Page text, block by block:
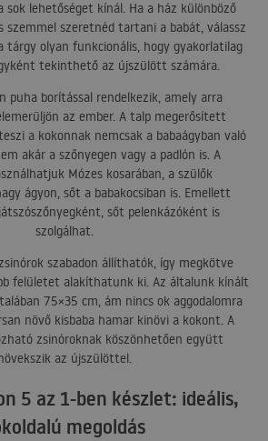
sok lehetőséget kínál. Ha a ház különböző
szemmel szeretnéd tartani a babát, válassz
tárgy olyan funkcionális, hogy gyakorlatilag
tekinthető az újszülött számára.
puha borítással rendelkezik, amely arra
az ember. A talp megerősített
a kokonnak nemcsak a babaágyban való
akár a szőnyegen vagy a padlón is. A
Mózes kosarában, a szülők
ágyon, sőt a babakocsiban is. Emellett
sőt pelenkázóként is
szolgálhat.
szabadon állíthatók, így megkötve
felületet alakíthatunk ki. Az általunk kínált
75×35 cm, ám nincs ok aggodalomra
növő kisbaba hamar kinövi a kokont. A
zsinóroknak köszönhetően együtt
az újszülöttel.
5 az 1-ben készlet: ideális,
megoldás